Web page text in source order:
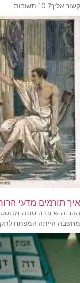
קשור אליך? 10 תשובות
איך תורמים מדעי
ההבנה שחברה טובה
מחשבה הייתה המפתח